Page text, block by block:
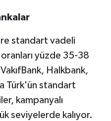
standart vadeli
yüzde 35-38
Halkbank,
Türk'ün standart
kampanyalı
seviyelerde kalıyor.